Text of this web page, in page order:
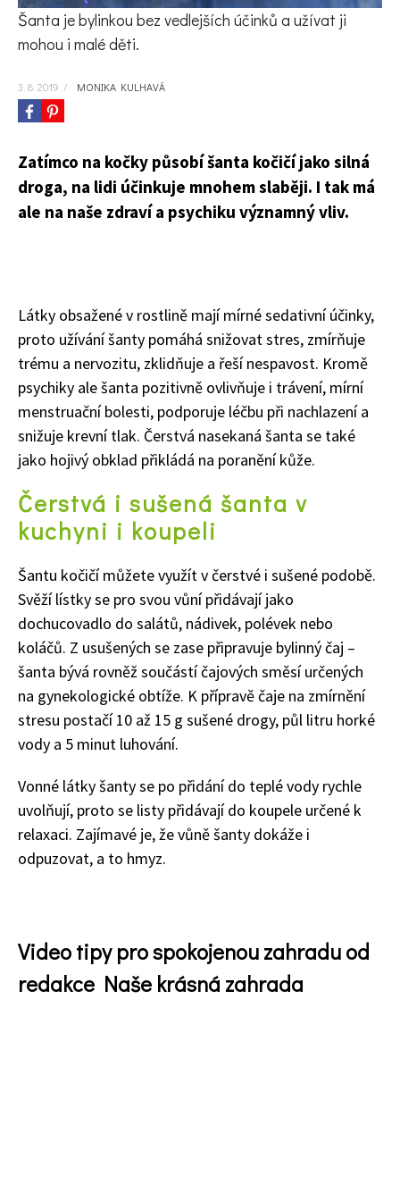
KVÍZY A TESTY
Šanta je bylinkou bez vedlejších účinků a užívat ji
mohou i malé děti.
3. 8. 2019 / MONIKA KULHAVÁ
Zatímco na kočky působí šanta kočičí jako silná
droga, na lidi účinkuje mnohem slaběji. I tak má
ale na naše zdraví a psychiku významný vliv.
Látky obsažené v rostlině mají mírné sedativní účinky,
proto užívání šanty pomáhá snižovat stres, zmírňuje
trému a nervozitu, zklidňuje a řeší nespavost. Kromě
psychiky ale šanta pozitivně ovlivňuje i trávení, mírní
menstruační bolesti, podporuje léčbu při nachlazení a
snižuje krevní tlak. Čerstvá nasekaná šanta se také
jako hojivý obklad přikládá na poranění kůže.
Čerstvá i sušená šanta v
kuchyni i koupeli
Šantu kočičí můžete využít v čerstvé i sušené podobě.
Svěží lístky se pro svou vůní přidávají jako
dochucovadlo do salátů, nádivek, polévek nebo
koláčů. Z usušených se zase připravuje bylinný čaj –
šanta bývá rovněž součástí čajových směsí určených
na gynekologické obtíže. K přípravě čaje na zmírnění
stresu postačí 10 až 15 g sušené drogy, půl litru horké
vody a 5 minut luhování.
Vonné látky šanty se po přidání do teplé vody rychle
uvolňují, proto se listy přidávají do koupele určené k
relaxaci. Zajímavé je, že vůně šanty dokáže i
odpuzovat, a to hmyz.
Video tipy pro spokojenou zahradu od
redakce Naše krásná zahrada